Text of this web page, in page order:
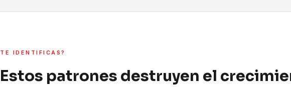
TE IDENTIFICAS?
Estos patrones destruyen el